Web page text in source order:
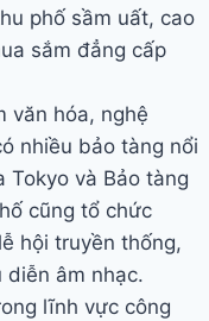
phố sầm uất, cao
sắm đẳng cấp
văn hóa, nghệ
nhiều bảo tàng nổi
Tokyo và Bảo tàng
cũng tổ chức
hội truyền thống,
âm nhạc.
lĩnh vực công